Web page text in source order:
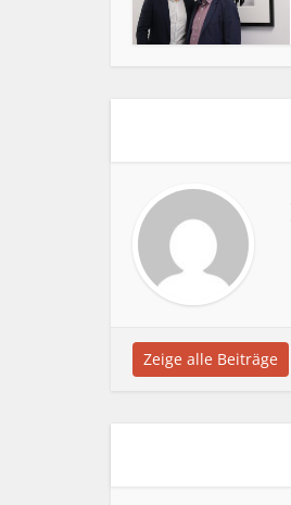
Zeige alle Beiträge